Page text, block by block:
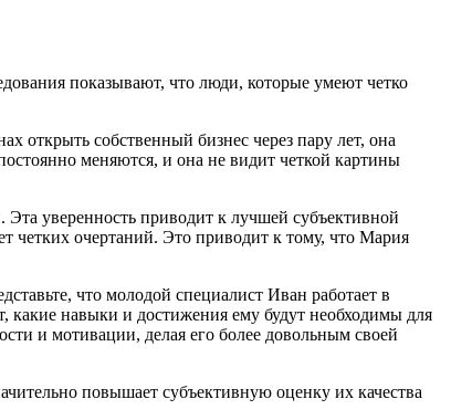
показывают, что люди, которые умеют четко
открыть собственный бизнес через пару лет, она
меняются, и она не видит четкой картины
уверенность приводит к лучшей субъективной
четких очертаний. Это приводит к тому, что Мария
что молодой специалист Иван работает в
какие навыки и достижения ему будут необходимы для
и мотивации, делая его более довольным своей
повышает субъективную оценку их качества